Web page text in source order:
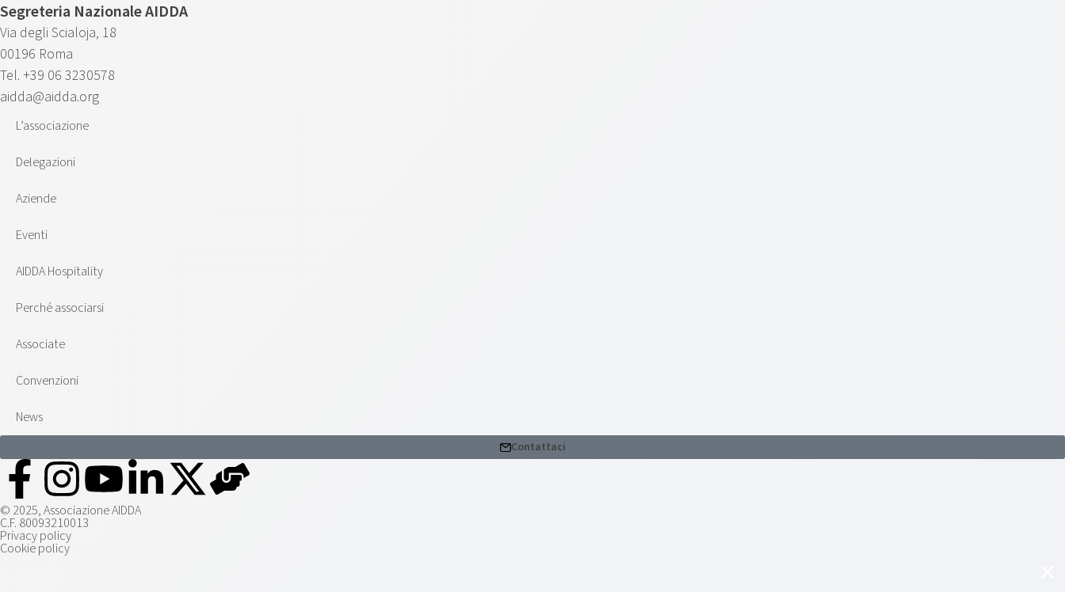
Segreteria Nazionale AIDDA
Via degli Scialoja, 18
00196 Roma
Tel. +39 06 3230578
aidda@aidda.org
L’associazione
Delegazioni
Aziende
Eventi
AIDDA Hospitality
Perché associarsi
Associate
Convenzioni
News
Contattaci
© 2025, Associazione AIDDA
C.F. 80093210013
Privacy policy
Cookie policy